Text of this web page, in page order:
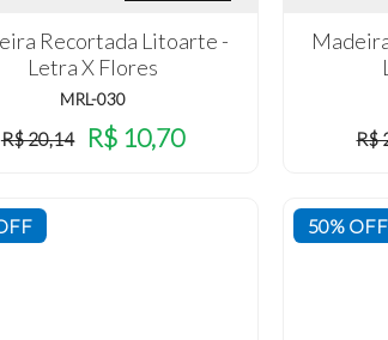
Recortada Litoarte -
Letra X Flores
MRL-030
R$ 20,14 R$ 10,70 R$
50% OFF